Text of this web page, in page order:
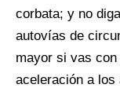
corbata; y no
autovías de
mayor si vas
aceleración a los